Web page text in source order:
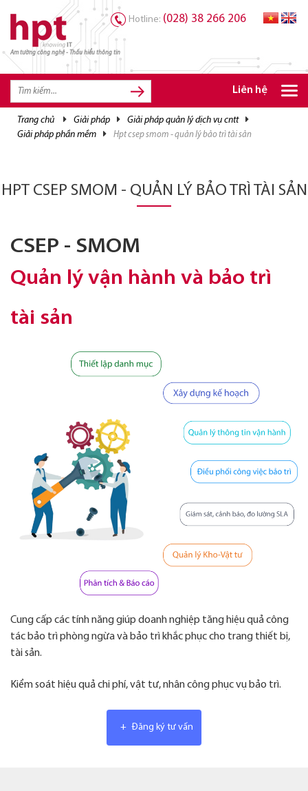
Am tường công nghệ - Thấu hiểu thông tin
Hotline: (028) 38 266 206
Liên hệ
trang chủ giải pháp
giải pháp quản lý dịch vụ cntt
giải pháp phần mềm
hpt csep smom - quản lý bảo trì tài sản
HPT CSEP SMOM - QUẢN LÝ BẢO TRÌ TÀI SẢN
CSEP - SMOM
Quản lý vận hành và bảo trì
tài sản
Cung cấp các tính năng giúp doanh nghiệp tăng hiệu quả công
tác bảo trì phòng ngừa và bảo trì khắc phục cho trang thiết bị,
tài sản.
Kiểm soát hiệu quả chi phí, vật tư, nhân công phục vụ bảo trì.
+ Đăng ký tư vấn
TRANG CHỦ
TRANG CHỦ
GIẢI PHÁP
TRI THỨC